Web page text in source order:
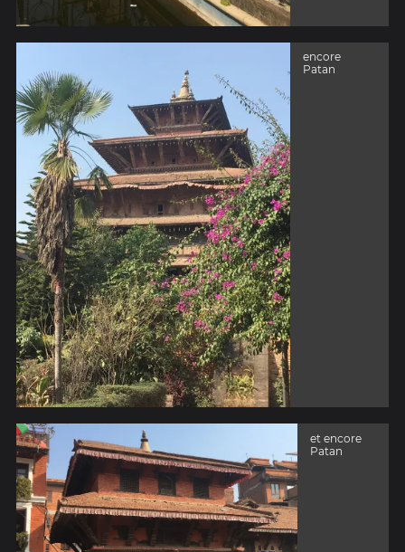
encore
Patan
et encore
Patan